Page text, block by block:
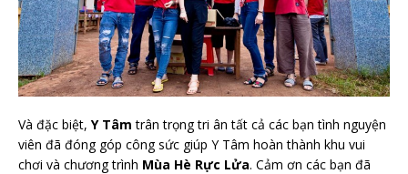
Và đặc biệt, Y Tâm trân trọng tri ân tất cả các bạn tình nguyện
viên đã đóng góp công sức giúp Y Tâm hoàn thành khu vui
chơi và chương trình Mùa Hè Rực Lửa. Cảm ơn các bạn đã